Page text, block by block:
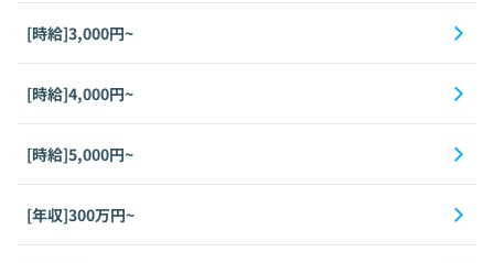
[時給]3,000円~
[時給]4,000円~
[時給]5,000円~
[年収]300万円~